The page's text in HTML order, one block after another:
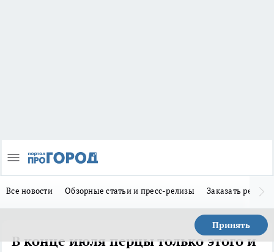
Все новости Обзорные статьи и пресс-релизы Заказать
Принять
В конце июля перцы только этого и